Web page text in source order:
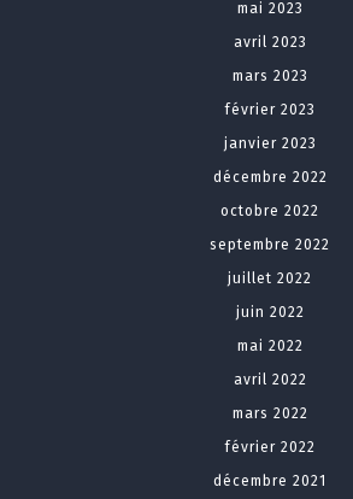
mai 2023
avril 2023
mars 2023
février 2023
janvier 2023
décembre 2022
octobre 2022
septembre 2022
juillet 2022
juin 2022
mai 2022
avril 2022
mars 2022
février 2022
décembre 2021